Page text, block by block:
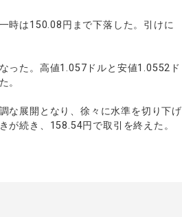
時は150.08円まで下落した。引けに
った。高値1.057ドルと安値1.0552ド
。
な展開となり、徐々に水準を切り下げ
が続き、158.54円で取引を終えた。